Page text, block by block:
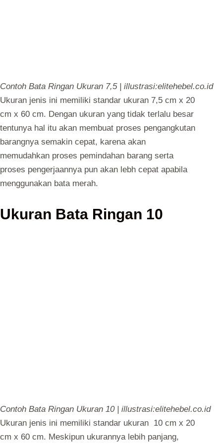
Contoh Bata Ringan Ukuran 7,5 | illustrasi:elitehebel.co.id
Ukuran jenis ini memiliki standar ukuran 7,5 cm x 20
cm x 60 cm. Dengan ukuran yang tidak terlalu besar
tentunya hal itu akan membuat proses pengangkutan
barangnya semakin cepat, karena akan
memudahkan proses pemindahan barang serta
proses pengerjaannya pun akan lebh cepat apabila
menggunakan bata merah.
Ukuran Bata Ringan 10
Contoh Bata Ringan Ukuran 10 | illustrasi:elitehebel.co.id
Ukuran jenis ini memiliki standar ukuran 10 cm x 20
cm x 60 cm. Meskipun ukurannya lebih panjang,